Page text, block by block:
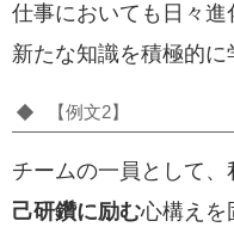
仕事においても日々進
新たな知識を積極的に
【例文2】
チームの一員として、
己研鑽に励む心構えを